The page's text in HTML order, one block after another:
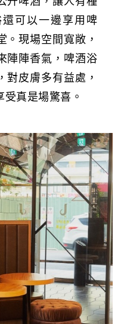
可以一邊享用啤
。現場空間寬敞，
陣陣香氣，啤酒浴
對皮膚多有益處，
真是場驚喜。